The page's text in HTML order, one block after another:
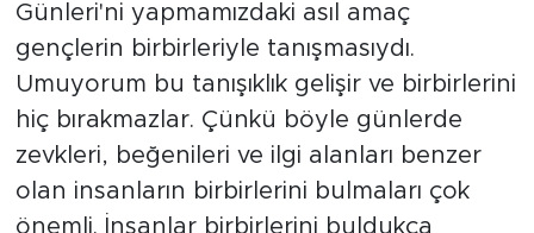
Günleri'ni yapmamızdaki asıl amaç
gençlerin birbirleriyle tanışmasıydı.
Umuyorum bu tanışıklık gelişir ve birbirlerini
hiç bırakmazlar. Çünkü böyle günlerde
zevkleri, beğenileri ve ilgi alanları benzer
olan insanların birbirlerini bulmaları çok
önemli. İnsanlar birbirlerini buldukça